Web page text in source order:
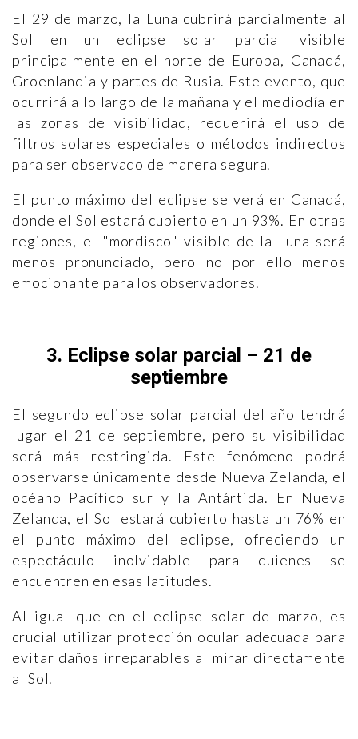
El 29 de marzo, la Luna cubrirá parcialmente al
Sol en un eclipse solar parcial visible
principalmente en el norte de Europa, Canadá,
Groenlandia y partes de Rusia. Este evento, que
ocurrirá a lo largo de la mañana y el mediodía en
las zonas de visibilidad, requerirá el uso de
filtros solares especiales o métodos indirectos
para ser observado de manera segura.
El punto máximo del eclipse se verá en Canadá,
donde el Sol estará cubierto en un 93%. En otras
regiones, el "mordisco" visible de la Luna será
menos pronunciado, pero no por ello menos
emocionante para los observadores.
3. Eclipse solar parcial – 21 de
septiembre
El segundo eclipse solar parcial del año tendrá
lugar el 21 de septiembre, pero su visibilidad
será más restringida. Este fenómeno podrá
observarse únicamente desde Nueva Zelanda, el
océano Pacífico sur y la Antártida. En Nueva
Zelanda, el Sol estará cubierto hasta un 76% en
el punto máximo del eclipse, ofreciendo un
espectáculo inolvidable para quienes se
encuentren en esas latitudes.
Al igual que en el eclipse solar de marzo, es
crucial utilizar protección ocular adecuada para
evitar daños irreparables al mirar directamente
al Sol.